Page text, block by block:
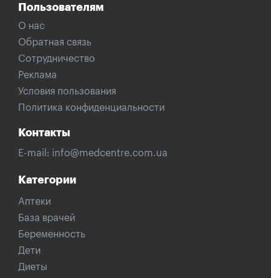
Пользователям
О нас
Обратная связь
Сотрудничество
Реклама
Условия пользования
Политика конфиденциальности
Контакты
E-mail: info@medcentre.com.ua
Категории
Аптеки
База врачей
Беременность
Дети
Диеты